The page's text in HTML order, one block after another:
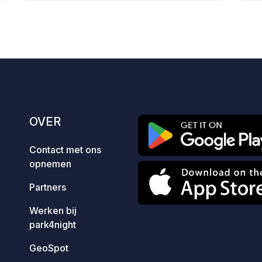
OVER
Contact met ons
opnemen
Partners
Werken bij
park4night
GeoSpot